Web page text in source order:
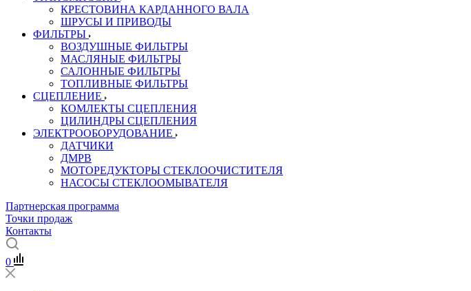
КРЕСТОВИНА КАРДАННОГО ВАЛА
ШРУСЫ И ПРИВОДЫ
ФИЛЬТРЫ
ВОЗДУШНЫЕ ФИЛЬТРЫ
МАСЛЯНЫЕ ФИЛЬТРЫ
САЛОННЫЕ ФИЛЬТРЫ
ТОПЛИВНЫЕ ФИЛЬТРЫ
СЦЕПЛЕНИЕ
КОМЛЕКТЫ СЦЕПЛЕНИЯ
ЦИЛИНДРЫ СЦЕПЛЕНИЯ
ЭЛЕКТРООБОРУДОВАНИЕ
ДАТЧИКИ
ДМРВ
МОТОРЕДУКТОРЫ СТЕКЛООЧИСТИТЕЛЯ
НАСОСЫ СТЕКЛООМЫВАТЕЛЯ
Партнерская программа
Точки продаж
Контакты
0